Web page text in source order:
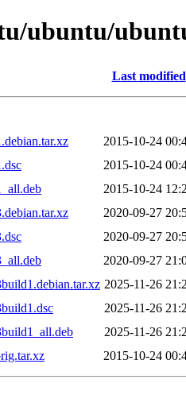
ubuntu/
Last modified
2015-10-24
2015-10-24
2015-10-24
2020-09-27
2020-09-27
2020-09-27
2025-11-26
2025-11-26
2025-11-26
2015-10-24